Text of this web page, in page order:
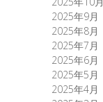
2025年9月
2025年8月
2025年7月
2025年6月
2025年5月
2025年4月